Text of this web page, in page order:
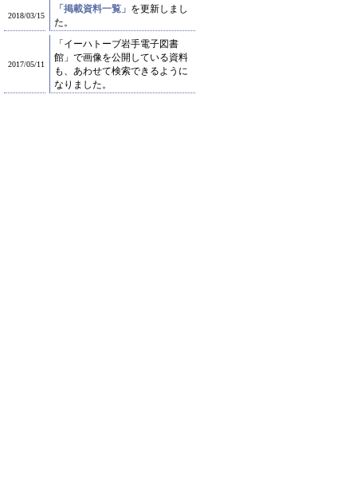
2018/03/15
「掲載資料一覧」 を更新しまし
た。
2017/05/11
「イーハトーブ岩手電子図書
館」で画像を公開している資料
も、あわせて検索できるように
なりました。